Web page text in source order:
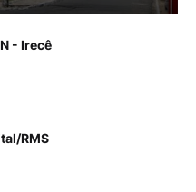
- Irecê
RMS